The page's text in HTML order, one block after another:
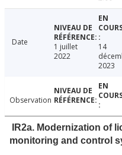
Date
1 juillet
2022
14
2023
Observation
IR2a. Modernization of
monitoring and control